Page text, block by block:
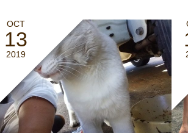
OCT
13
2019